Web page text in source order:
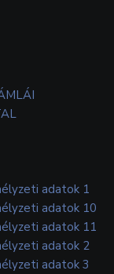
adatok 1
adatok 10
adatok 11
adatok 2
adatok 3